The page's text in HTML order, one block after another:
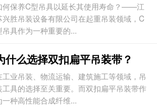
何保养C型吊具以延长其使用寿命？——江
兴胜吊装设备有限公司在起重吊装领域，C
吊具作为一种重要的...
什么选择双扣扁平吊装带？
工业吊装、物流运输、建筑施工等领域，吊
工具的选择至关重要。而双扣扁平吊装带作
一种高性能合成纤维...